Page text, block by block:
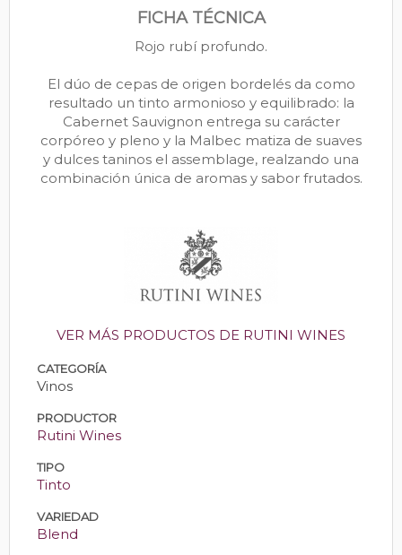
FICHA TÉCNICA
Rojo rubí profundo.
El dúo de cepas de origen bordelés da como
resultado un tinto armonioso y equilibrado: la
Cabernet Sauvignon entrega su carácter
corpóreo y pleno y la Malbec matiza de suaves
y dulces taninos el assemblage, realzando una
combinación única de aromas y sabor frutados.
VER MÁS PRODUCTOS DE RUTINI WINES
CATEGORÍA
Vinos
PRODUCTOR
Rutini Wines
TIPO
Tinto
VARIEDAD
Blend